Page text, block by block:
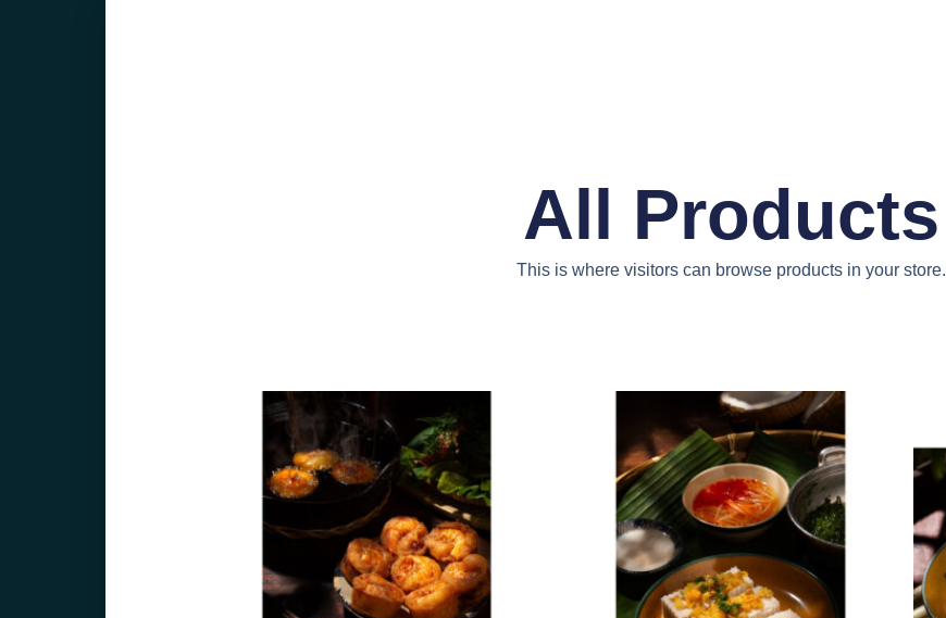
All Products
This is where visitors can browse products in your store.